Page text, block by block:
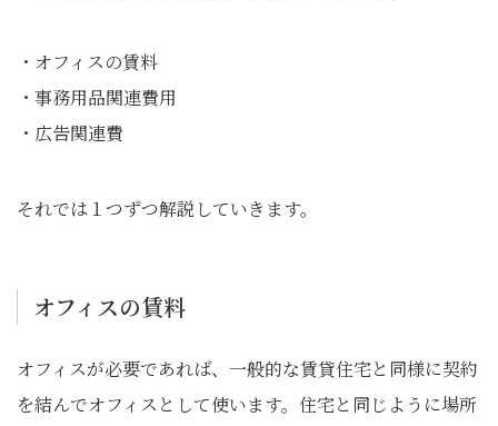
・オフィスの賃料
・事務用品関連費用
・広告関連費
それでは１つずつ解説していきます。
オフィスの賃料
オフィスが必要であれば、一般的な賃貸住宅と同様に契約
を結んでオフィスとして使います。住宅と同じように場所